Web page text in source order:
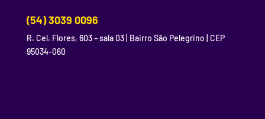
(54) 3039 0096
R. Cel. Flores, 603 – sala 03 | Bairro São Pelegrino | CEP
95034-060